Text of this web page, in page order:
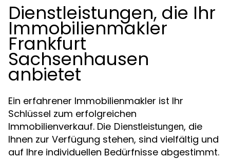
Dienstleistungen, die Ihr
Immobilienmakler
Frankfurt
Sachsenhausen
anbietet
Ein erfahrener Immobilienmakler ist Ihr
Schlüssel zum erfolgreichen
Immobilienverkauf. Die Dienstleistungen, die
Ihnen zur Verfügung stehen, sind vielfältig und
auf Ihre individuellen Bedürfnisse abgestimmt.